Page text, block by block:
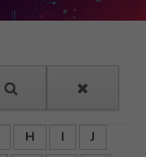
H I
J